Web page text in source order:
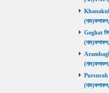
Khanakul
Goghat
Arambagh
Pursurah